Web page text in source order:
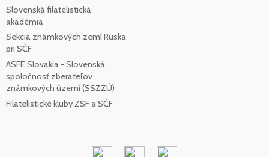
Slovenská filatelistická
akadémia
Sekcia známkových zemí Ruska
pri SČF
ASFE Slovakia - Slovenská
spoločnosť zberateľov
známkových území (SSZZÚ)
Filatelistické kluby ZSF a SČF